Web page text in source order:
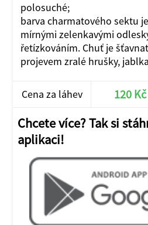
polosuché;
barva charmatového sektu
mírnými zelenkavými
řetízkováním. Chuť je
projevem zralé hrušky,
Cena za láhev 120 Kč
Chcete více? Tak si
aplikaci!